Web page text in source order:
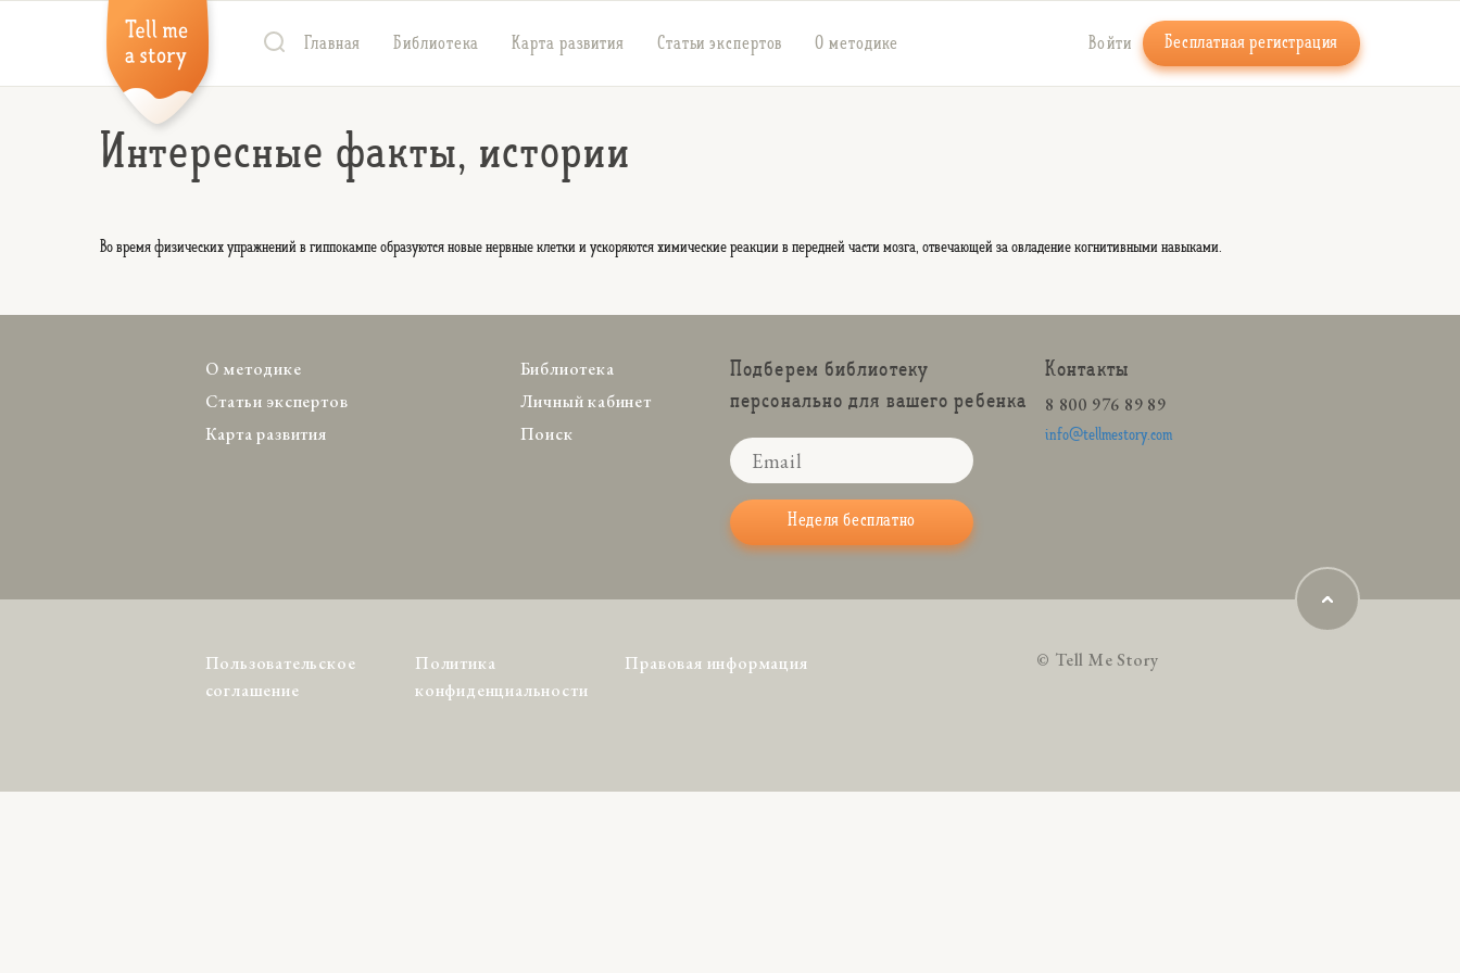
Главная Библиотека Карта развития Статьи экспертов О методике Войти Бесплатная регистрация
Интересные факты, истории
Во время физических упражнений в гиппокампе образуются новые нервные клетки и ускоряются химические реакции в передней части мозга, отвечающей за овладение когнитивными навыками.
О методике
Статьи экспертов
Карта развития
Библиотека
Личный кабинет
Поиск
Подберем библиотеку
персонально для вашего ребенка
Неделя бесплатно
Контакты
8 800 976 89 89
info@tellmestory.com
Пользовательское
соглашение
Политика
конфиденциальности
Правовая информация © Tell Me Story